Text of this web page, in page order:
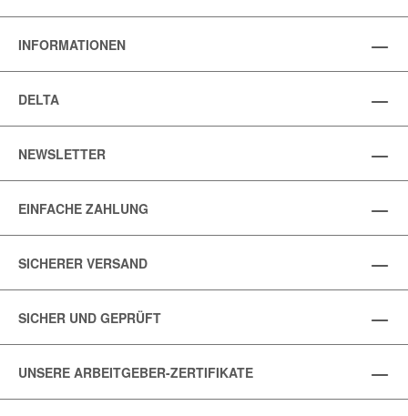
INFORMATIONEN
DELTA
NEWSLETTER
EINFACHE ZAHLUNG
SICHERER VERSAND
SICHER UND GEPRÜFT
UNSERE ARBEITGEBER-ZERTIFIKATE